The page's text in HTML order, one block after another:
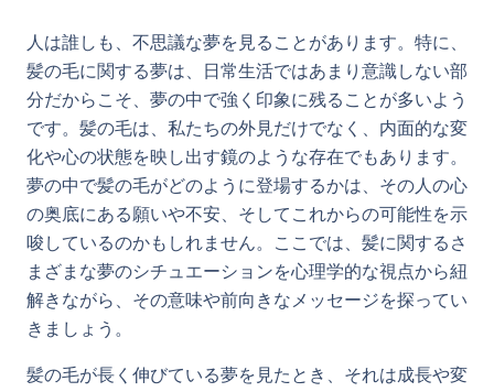
人は誰しも、不思議な夢を見ることがあります。特に、
髪の毛に関する夢は、日常生活ではあまり意識しない部
分だからこそ、夢の中で強く印象に残ることが多いよう
です。髪の毛は、私たちの外見だけでなく、内面的な変
化や心の状態を映し出す鏡のような存在でもあります。
夢の中で髪の毛がどのように登場するかは、その人の心
の奥底にある願いや不安、そしてこれからの可能性を示
唆しているのかもしれません。ここでは、髪に関するさ
まざまな夢のシチュエーションを心理学的な視点から紐
解きながら、その意味や前向きなメッセージを探ってい
きましょう。
髪の毛が長く伸びている夢を見たとき、それは成長や変